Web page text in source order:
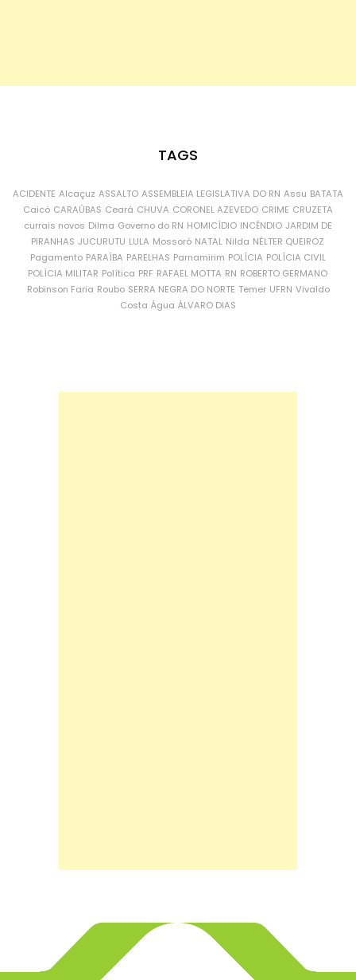
TAGS
ACIDENTE Alcaçuz ASSALTO ASSEMBLEIA LEGISLATIVA DO RN Assu BATATA
Caicó CARAÚBAS Ceará CHUVA CORONEL AZEVEDO CRIME CRUZETA
currais novos Dilma Governo do RN HOMICÍDIO INCÊNDIO JARDIM DE
PIRANHAS JUCURUTU LULA Mossoró NATAL Nilda NÉLTER QUEIROZ
Pagamento PARAÍBA PARELHAS Parnamirim POLÍCIA POLÍCIA CIVIL
POLÍCIA MILITAR Política PRF RAFAEL MOTTA RN ROBERTO GERMANO
Robinson Faria Roubo SERRA NEGRA DO NORTE Temer UFRN Vivaldo
Costa Água ÁLVARO DIAS